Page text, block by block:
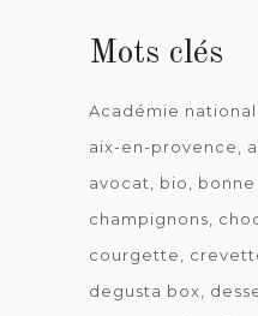
Mots clés
Académie
aix-en-provence
avocat
bio bonne
champignons
courgette
degusta box